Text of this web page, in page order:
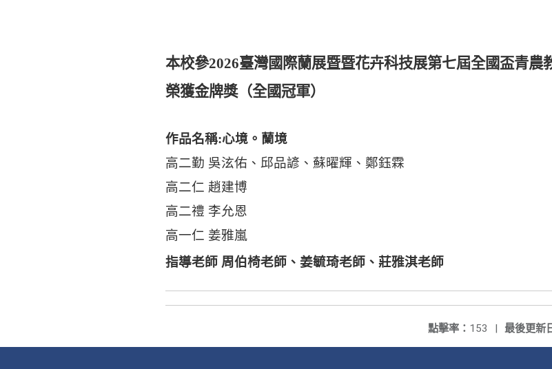
本校參2026臺灣國際蘭展暨暨花卉科技展第七屆全國盃青農
榮獲金牌獎（全國冠軍）
作品名稱:心境。蘭境
高二勤 吳泫佑、邱品諺、蘇曜輝、鄭鈺霖
高二仁 趙建博
高二禮 李允恩
高一仁 姜雅嵐
指導老師 周伯椅老師、姜毓琦老師、莊雅淇老師
最後更新
點擊率： 153 |